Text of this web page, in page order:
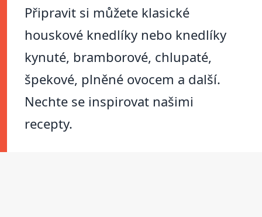
Připravit si můžete klasické
houskové knedlíky nebo knedlíky
kynuté, bramborové, chlupaté,
špekové, plněné ovocem a další.
Nechte se inspirovat našimi
recepty.